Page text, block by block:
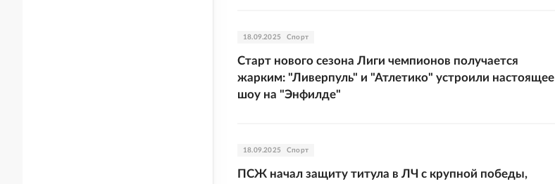
18.09.2025 Спорт
Старт нового сезона Лиги чемпионов получается
жарким: "Ливерпуль" и "Атлетико" устроили настоящее
шоу на "Энфилде"
18.09.2025 Спорт
ПСЖ начал защиту титула в ЛЧ с крупной победы,